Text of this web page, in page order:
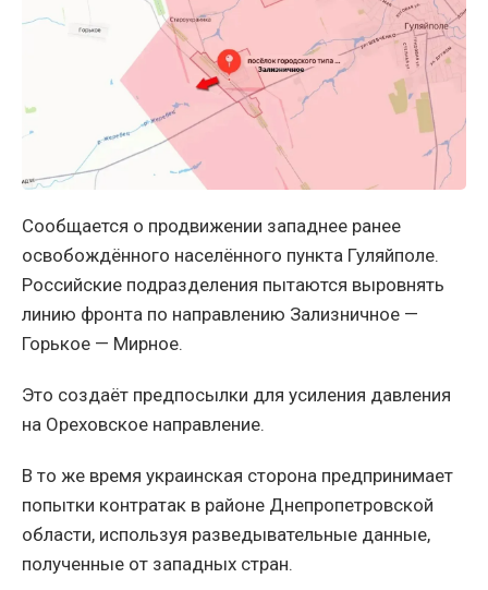
Сообщается о продвижении западнее ранее
освобождённого населённого пункта Гуляйполе.
Российские подразделения пытаются выровнять
линию фронта по направлению Зализничное —
Горькое — Мирное.
Это создаёт предпосылки для усиления давления
на Ореховское направление.
В то же время украинская сторона предпринимает
попытки контратак в районе Днепропетровской
области, используя разведывательные данные,
полученные от западных стран.